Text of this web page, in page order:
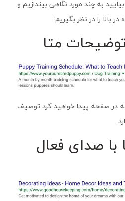
به چند مورد نگاهی بیندازیم و
بالا را در نظر بگیریم:
متا
در صفحه پیدا خواهید کرد توصیف
صدای فعال